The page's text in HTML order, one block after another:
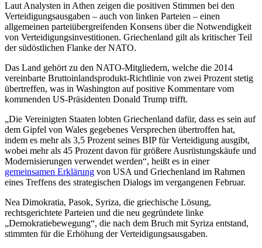
Laut Analysten in Athen zeigen die positiven Stimmen bei den
Verteidigungsausgaben – auch von linken Parteien – einen
allgemeinen parteiübergreifenden Konsens über die Notwendigkeit
von Verteidigungsinvestitionen. Griechenland gilt als kritischer Teil
der südöstlichen Flanke der NATO.
Das Land gehört zu den NATO-Mitgliedern, welche die 2014
vereinbarte Bruttoinlandsprodukt-Richtlinie von zwei Prozent stetig
übertreffen, was in Washington auf positive Kommentare vom
kommenden US-Präsidenten Donald Trump trifft.
„Die Vereinigten Staaten lobten Griechenland dafür, dass es sein auf
dem Gipfel von Wales gegebenes Versprechen übertroffen hat,
indem es mehr als 3,5 Prozent seines BIP für Verteidigung ausgibt,
wobei mehr als 45 Prozent davon für größere Ausrüstungskäufe und
Modernisierungen verwendet werden“, heißt es in einer
gemeinsamen Erklärung von USA und Griechenland im Rahmen
eines Treffens des strategischen Dialogs im vergangenen Februar.
Nea Dimokratia, Pasok, Syriza, die griechische Lösung,
rechtsgerichtete Parteien und die neu gegründete linke
„Demokratiebewegung“, die nach dem Bruch mit Syriza entstand,
stimmten für die Erhöhung der Verteidigungsausgaben.